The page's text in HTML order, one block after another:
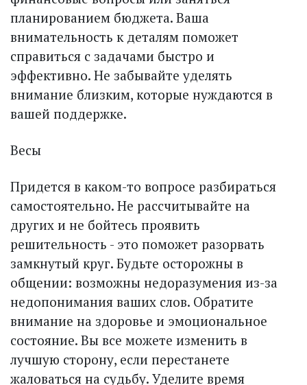
планированием бюджета. Ваша
внимательность к деталям поможет
справиться с задачами быстро и
эффективно. Не забывайте уделять
внимание близким, которые нуждаются в
вашей поддержке.
Весы
Придется в каком-то вопросе разбираться
самостоятельно. Не рассчитывайте на
других и не бойтесь проявить
решительность - это поможет разорвать
замкнутый круг. Будьте осторожны в
общении: возможны недоразумения из-за
недопонимания ваших слов. Обратите
внимание на здоровье и эмоциональное
состояние. Вы все можете изменить в
лучшую сторону, если перестанете
жаловаться на судьбу. Уделите время